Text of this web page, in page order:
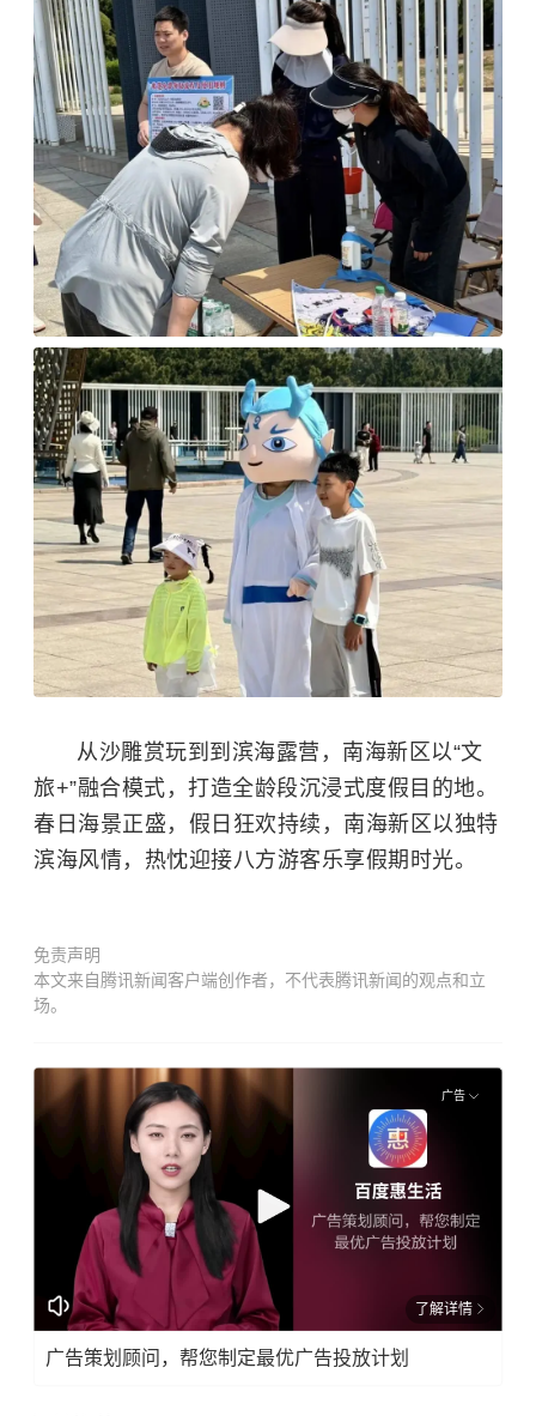
从沙雕赏玩到到滨海露营，南海新区以“文
旅+”融合模式，打造全龄段沉浸式度假目的地。
春日海景正盛，假日狂欢持续，南海新区以独特
滨海风情，热忱迎接八方游客乐享假期时光。
免责声明
本文来自腾讯新闻客户端创作者，不代表腾讯新闻的观点和立
场。
广告
了解详情
广告策划顾问，帮您制定最优广告投放计划